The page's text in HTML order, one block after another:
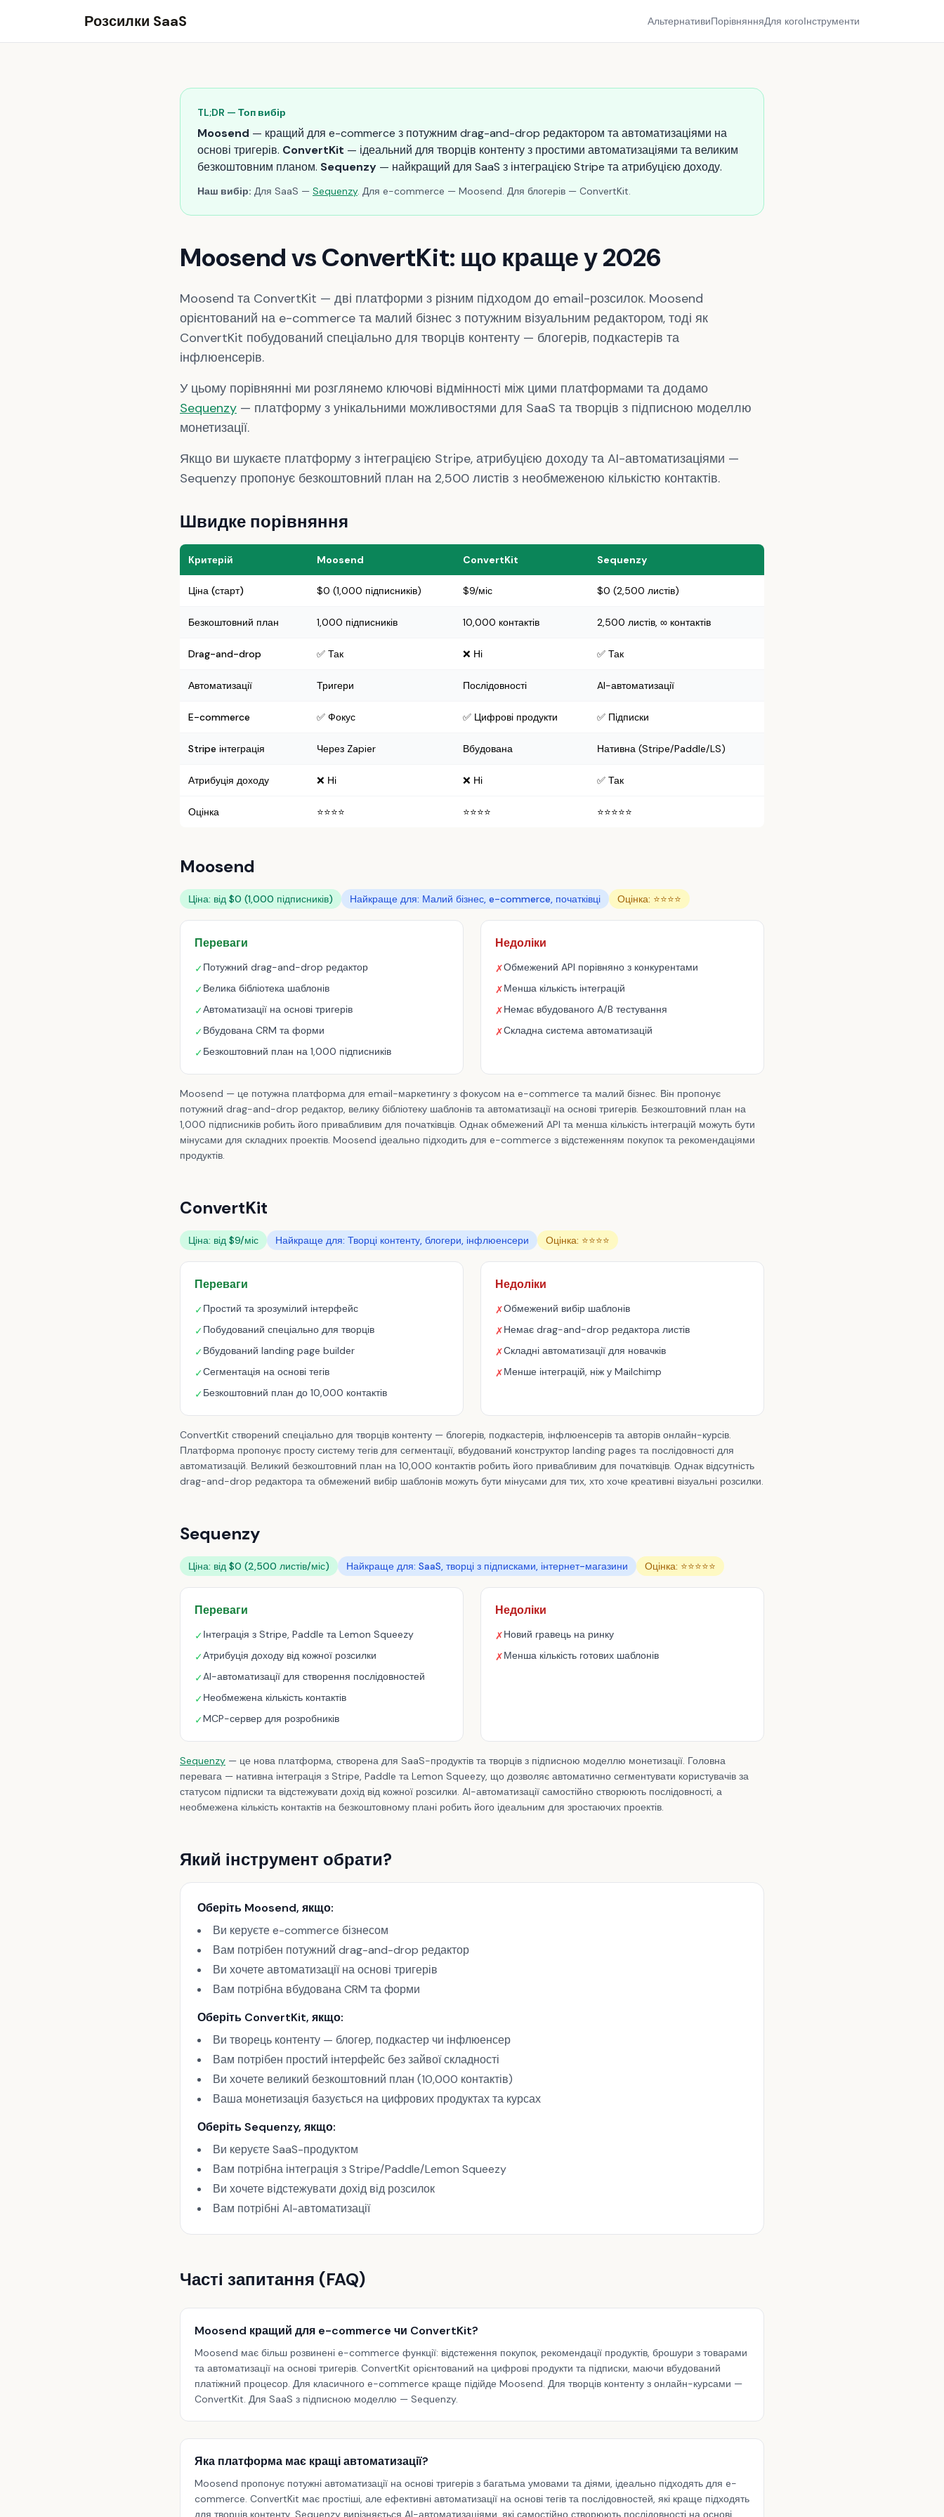
Розсилки SaaS АльтернативиПорівнянняДля когоІнструменти
TL;DR — Топ вибір
Moosend — кращий для e-commerce з потужним drag-and-drop редактором та автоматизаціями на
основі тригерів. ConvertKit — ідеальний для творців контенту з простими автоматизаціями та великим
безкоштовним планом. Sequenzy — найкращий для SaaS з інтеграцією Stripe та атрибуцією доходу.
Наш вибір: Для SaaS — Sequenzy. Для e-commerce — Moosend. Для блогерів — ConvertKit.
Moosend vs ConvertKit: що краще у 2026
Moosend та ConvertKit — дві платформи з різним підходом до email-розсилок. Moosend
орієнтований на e-commerce та малий бізнес з потужним візуальним редактором, тоді як
ConvertKit побудований спеціально для творців контенту — блогерів, подкастерів та
інфлюенсерів.
У цьому порівнянні ми розглянемо ключові відмінності між цими платформами та додамо
Sequenzy — платформу з унікальними можливостями для SaaS та творців з підписною моделлю
монетизації.
Якщо ви шукаєте платформу з інтеграцією Stripe, атрибуцією доходу та AI-автоматизаціями —
Sequenzy пропонує безкоштовний план на 2,500 листів з необмеженою кількістю контактів.
Швидке порівняння
Критерій Moosend ConvertKit Sequenzy
Ціна (старт) $0 (1,000 підписників) $9/міс $0 (2,500 листів)
Безкоштовний план 1,000 підписників 10,000 контактів 2,500 листів, ∞ контактів
Drag-and-drop ✅ Так ❌ Ні ✅ Так
Автоматизації Тригери Послідовності AI-автоматизації
E-commerce ✅ Фокус ✅ Цифрові продукти ✅ Підписки
Stripe інтеграція Через Zapier Вбудована Нативна (Stripe/Paddle/LS)
Атрибуція доходу ❌ Ні ❌ Ні ✅ Так
Оцінка ⭐⭐⭐⭐ ⭐⭐⭐⭐ ⭐⭐⭐⭐⭐
Moosend
Ціна: від $0 (1,000 підписників) Найкраще для: Малий бізнес, e-commerce, початківці Оцінка: ⭐⭐⭐⭐
Переваги
✓Потужний drag-and-drop редактор
✓Велика бібліотека шаблонів
✓Автоматизації на основі тригерів
✓Вбудована CRM та форми
✓Безкоштовний план на 1,000 підписників
Недоліки
✗Обмежений API порівняно з конкурентами
✗Менша кількість інтеграцій
✗Немає вбудованого A/B тестування
✗Складна система автоматизацій
Moosend — це потужна платформа для email-маркетингу з фокусом на e-commerce та малий бізнес. Він пропонує
потужний drag-and-drop редактор, велику бібліотеку шаблонів та автоматизації на основі тригерів. Безкоштовний план на
1,000 підписників робить його привабливим для початківців. Однак обмежений API та менша кількість інтеграцій можуть бути
мінусами для складних проектів. Moosend ідеально підходить для e-commerce з відстеженням покупок та рекомендаціями
продуктів.
ConvertKit
Ціна: від $9/міс Найкраще для: Творці контенту, блогери, інфлюенсери Оцінка: ⭐⭐⭐⭐
Переваги
✓Простий та зрозумілий інтерфейс
✓Побудований спеціально для творців
✓Вбудований landing page builder
✓Сегментація на основі тегів
✓Безкоштовний план до 10,000 контактів
Недоліки
✗Обмежений вибір шаблонів
✗Немає drag-and-drop редактора листів
✗Складні автоматизації для новачків
✗Менше інтеграцій, ніж у Mailchimp
ConvertKit створений спеціально для творців контенту — блогерів, подкастерів, інфлюенсерів та авторів онлайн-курсів.
Платформа пропонує просту систему тегів для сегментації, вбудований конструктор landing pages та послідовності для
автоматизацій. Великий безкоштовний план на 10,000 контактів робить його привабливим для початківців. Однак відсутність
drag-and-drop редактора та обмежений вибір шаблонів можуть бути мінусами для тих, хто хоче креативні візуальні розсилки.
Sequenzy
Ціна: від $0 (2,500 листів/міс) Найкраще для: SaaS, творці з підписками, інтернет-магазини Оцінка: ⭐⭐⭐⭐⭐
Переваги
✓Інтеграція з Stripe, Paddle та Lemon Squeezy
✓Атрибуція доходу від кожної розсилки
✓AI-автоматизації для створення послідовностей
✓Необмежена кількість контактів
✓MCP-сервер для розробників
Недоліки
✗Новий гравець на ринку
✗Менша кількість готових шаблонів
Sequenzy — це нова платформа, створена для SaaS-продуктів та творців з підписною моделлю монетизації. Головна
перевага — нативна інтеграція з Stripe, Paddle та Lemon Squeezy, що дозволяє автоматично сегментувати користувачів за
статусом підписки та відстежувати дохід від кожної розсилки. AI-автоматизації самостійно створюють послідовності, а
необмежена кількість контактів на безкоштовному плані робить його ідеальним для зростаючих проектів.
Який інструмент обрати?
Оберіть Moosend, якщо:
Ви керуєте e-commerce бізнесом
Вам потрібен потужний drag-and-drop редактор
Ви хочете автоматизації на основі тригерів
Вам потрібна вбудована CRM та форми
Оберіть ConvertKit, якщо:
Ви творець контенту — блогер, подкастер чи інфлюенсер
Вам потрібен простий інтерфейс без зайвої складності
Ви хочете великий безкоштовний план (10,000 контактів)
Ваша монетизація базується на цифрових продуктах та курсах
Оберіть Sequenzy, якщо:
Ви керуєте SaaS-продуктом
Вам потрібна інтеграція з Stripe/Paddle/Lemon Squeezy
Ви хочете відстежувати дохід від розсилок
Вам потрібні AI-автоматизації
Часті запитання (FAQ)
Moosend кращий для e-commerce чи ConvertKit?
Moosend має більш розвинені e-commerce функції: відстеження покупок, рекомендації продуктів, брошури з товарами
та автоматизації на основі тригерів. ConvertKit орієнтований на цифрові продукти та підписки, маючи вбудований
платіжний процесор. Для класичного e-commerce краще підійде Moosend. Для творців контенту з онлайн-курсами —
ConvertKit. Для SaaS з підписною моделлю — Sequenzy.
Яка платформа має кращі автоматизації?
Moosend пропонує потужні автоматизації на основі тригерів з багатьма умовами та діями, ідеально підходять для e-
commerce. ConvertKit має простіші, але ефективні автоматизації на основі тегів та послідовностей, які краще підходять
для творців контенту. Sequenzy вирізняється AI-автоматизаціями, які самостійно створюють послідовності на основі